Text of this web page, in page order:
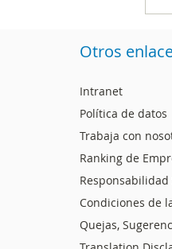
Otros
Intranet
Política de datos
Trabaja con
Ranking de
Responsabilidad
Condiciones de
Quejas,